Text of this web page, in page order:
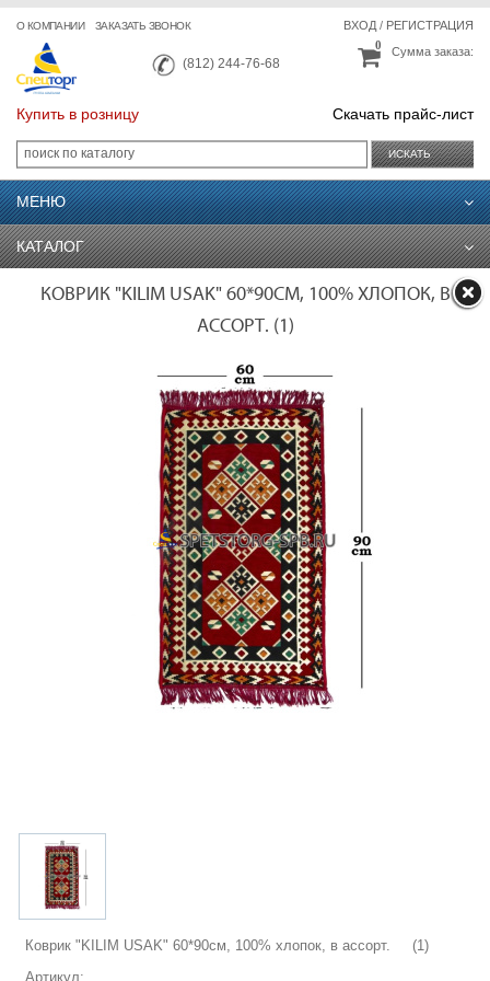
О КОМПАНИИ ЗАКАЗАТЬ ЗВОНОК
(812) 244-76-68
ВХОД/ РЕГИСТРАЦИЯ
Сумма заказа:
0
Купить в розницу Скачать прайс-лист
ИСКАТЬ
МЕНЮ
КАТАЛОГ
КОВРИК "KILIM USAK" 60*90СМ, 100% ХЛОПОК, В
АССОРТ. (1)
Коврик "KILIM USAK" 60*90см, 100% хлопок, в ассорт. (1)
Артикул: